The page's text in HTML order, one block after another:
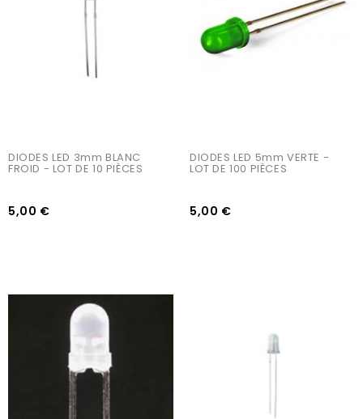
DIODES LED 3mm BLANC
FROID - LOT DE 10 PIÈCES
5,00 €
DIODES LED 5mm VERTE -
LOT DE 100 PIÈCES
5,00 €